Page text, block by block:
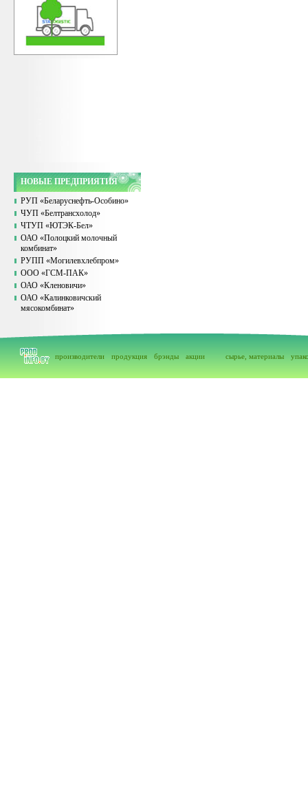
НОВЫЕ ПРЕДПРИЯТИЯ
РУП «Беларуснефть-Особино»
ЧУП «Белтрансхолод»
ЧТУП «ЮТЭК-Бел»
ОАО «Полоцкий молочный
комбинат»
РУПП «Могилевхлебпром»
ООО «ГСМ-ПАК»
ОАО «Кленовичи»
ОАО «Калинковичский
мясокомбинат»
производители продукция брэнды акции сырье, материалы